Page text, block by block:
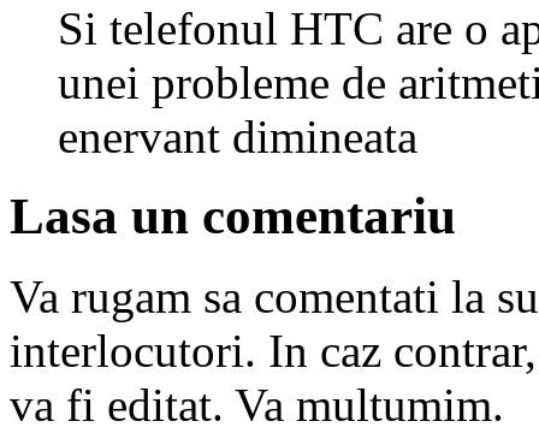
Si telefonul HTC are o
unei probleme de
enervant dimineata
Lasa un comentariu
Va rugam sa comentati la
interlocutori. In caz
va fi editat. Va multumim.